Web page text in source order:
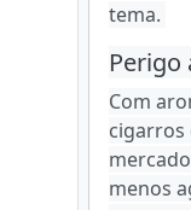
tema.
Perigo
Com
cigarros
menos